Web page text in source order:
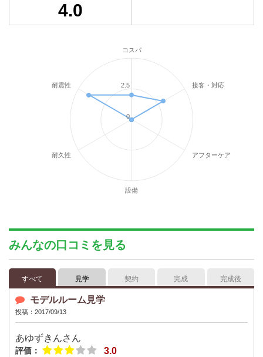
4.0
コスパ
接客・対応
アフターケア
設備
耐久性
耐震性
0
2.5
みんなの口コミを見る
すべて 見学 契約 完成 完成後
モデルルーム見学
投稿：2017/09/13
あゆずきんさん
評価： 3.0